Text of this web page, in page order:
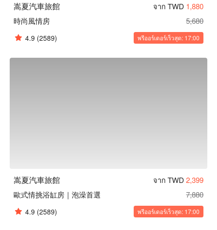
嵩夏汽車旅館 จาก TWD 1,880
時尚風情房
5,680
4.9 (2589) พรีออร์เดอร์เร็วสุด: 17:00
嵩夏汽車旅館 จาก TWD 2,399
歐式情挑浴缸房｜泡澡首選
7,880
4.9 (2589) พรีออร์เดอร์เร็วสุด: 17:00